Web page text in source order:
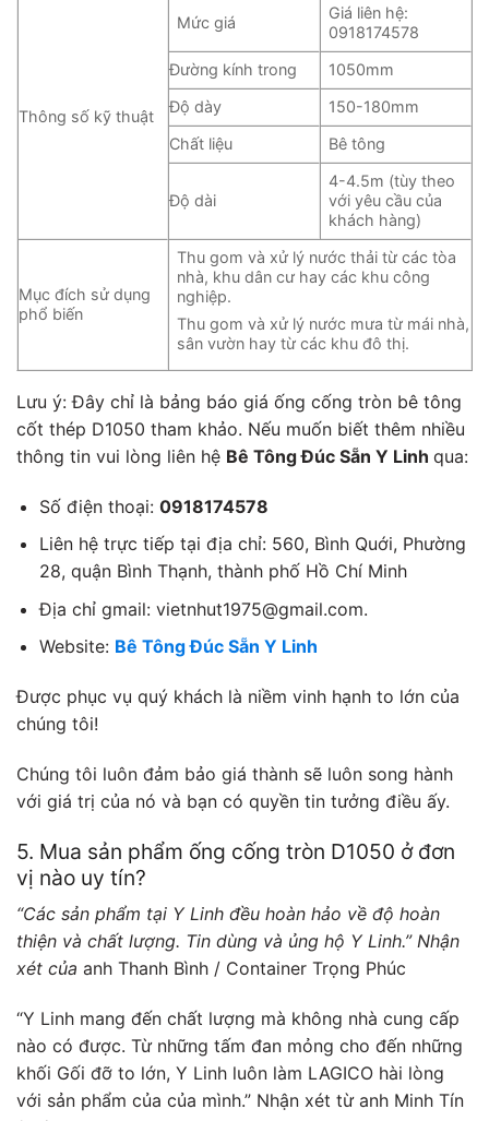
Thông số kỹ thuật
Mức giá
Giá liên hệ:
0918174578
Đường kính trong
1050mm
Độ dày
150-180mm
Chất liệu
Bê tông
Độ dài
4-4.5m (tùy theo
với yêu cầu của
khách hàng)
Mục đích sử dụng
phổ biến
Thu gom và xử lý nước thải từ các tòa
nhà, khu dân cư hay các khu công
nghiệp.
Thu gom và xử lý nước mưa từ mái nhà,
sân vườn hay từ các khu đô thị.
Lưu ý: Đây chỉ là bảng báo giá ống cống tròn bê tông
cốt thép D1050 tham khảo. Nếu muốn biết thêm nhiều
thông tin vui lòng liên hệ Bê Tông Đúc Sẵn Y Linh qua:
Số điện thoại: 0918174578
Liên hệ trực tiếp tại địa chỉ: 560, Bình Quới, Phường
28, quận Bình Thạnh, thành phố Hồ Chí Minh
Địa chỉ gmail: vietnhut1975@gmail.com.
Website: Bê Tông Đúc Sẵn Y Linh
Được phục vụ quý khách là niềm vinh hạnh to lớn của
chúng tôi!
Chúng tôi luôn đảm bảo giá thành sẽ luôn song hành
với giá trị của nó và bạn có quyền tin tưởng điều ấy.
5. Mua sản phẩm ống cống tròn D1050 ở đơn
vị nào uy tín?
“Các sản phẩm tại Y Linh đều hoàn hảo về độ hoàn
thiện và chất lượng. Tin dùng và ủng hộ Y Linh.” Nhận
xét của anh Thanh Bình / Container Trọng Phúc
“Y Linh mang đến chất lượng mà không nhà cung cấp
nào có được. Từ những tấm đan mỏng cho đến những
khối Gối đỡ to lớn, Y Linh luôn làm LAGICO hài lòng
với sản phẩm của của mình.” Nhận xét từ anh Minh Tín